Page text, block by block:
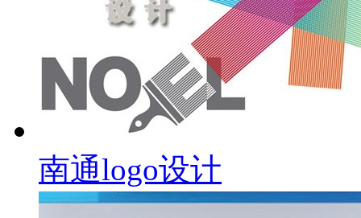
南通logo设计